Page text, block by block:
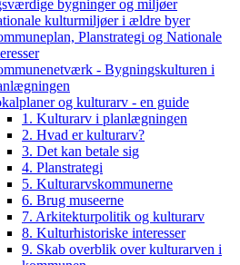
bygninger og miljøer
kulturmiljøer i ældre byer
Planstrategi og Nationale
- Bygningskulturen i
og kulturarv - en guide
1. Kulturarv i planlægningen
2. Hvad er kulturarv?
3. Det kan betale sig
4. Planstrategi
5. Kulturarvskommunerne
6. Brug museerne
7. Arkitekturpolitik og kulturarv
8. Kulturhistoriske interesser
9. Skab overblik over kulturarven i